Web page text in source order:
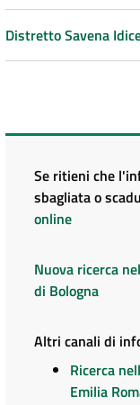
Distretto Savena
Se ritieni che
sbagliata o
online
Nuova ricerca
di Bologna
Altri canali di
Ricerca
Emilia